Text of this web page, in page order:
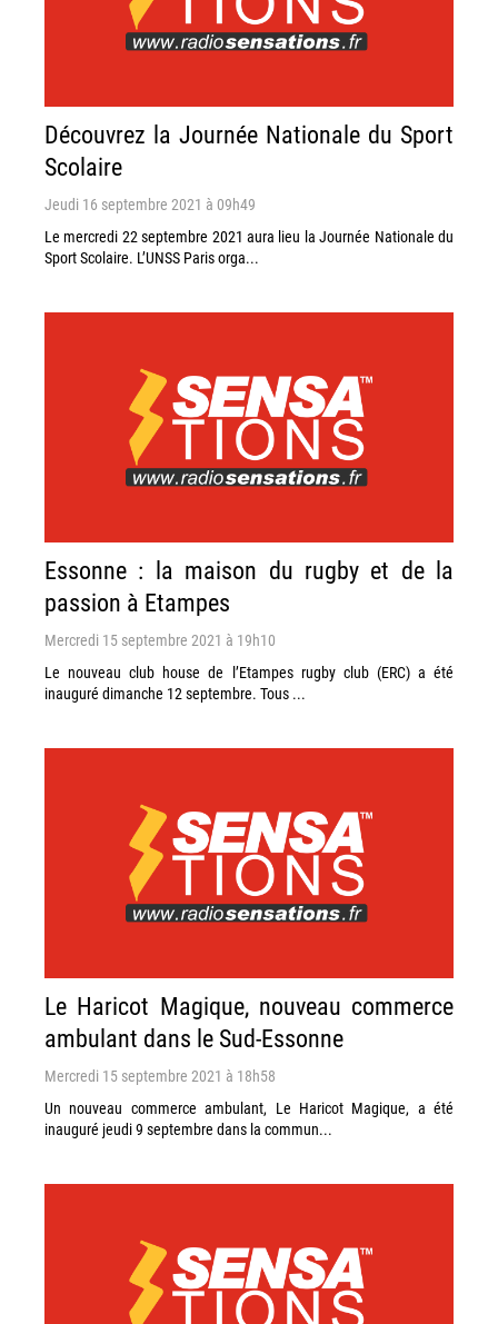
Découvrez la Journée Nationale du Sport
Scolaire
Jeudi 16 septembre 2021 à 09h49
Le mercredi 22 septembre 2021 aura lieu la Journée Nationale du
Sport Scolaire. L’UNSS Paris orga...
Essonne : la maison du rugby et de la
passion à Etampes
Mercredi 15 septembre 2021 à 19h10
Le nouveau club house de l’Etampes rugby club (ERC) a été
inauguré dimanche 12 septembre. Tous ...
Le Haricot Magique, nouveau commerce
ambulant dans le Sud-Essonne
Mercredi 15 septembre 2021 à 18h58
Un nouveau commerce ambulant, Le Haricot Magique, a été
inauguré jeudi 9 septembre dans la commun...